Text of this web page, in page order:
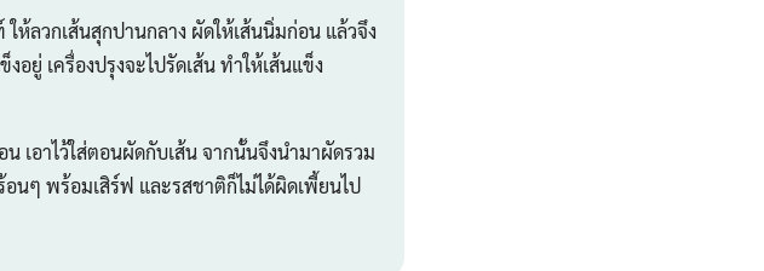
ลวกเส้นสุกปานกลาง ผัดให้เส้นนิ่มก่อน แล้วจึง
อยู่ เครื่องปรุงจะไปรัดเส้น ทำให้เส้นแข็ง
อาไว้ใส่ตอนผัดกับเส้น จากนั้นจึงนำมาผัดรวม
อนๆ พร้อมเสิร์ฟ และรสชาติก็ไม่ได้ผิดเพี้ยนไป